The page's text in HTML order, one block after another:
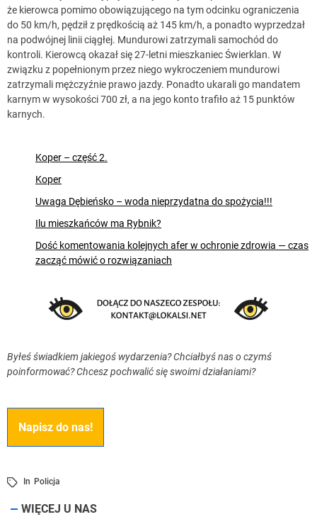
że kierowca pomimo obowiązującego na tym odcinku ograniczenia
do 50 km/h, pędził z prędkością aż 145 km/h, a ponadto wyprzedzał
na podwójnej linii ciągłej. Mundurowi zatrzymali samochód do
kontroli. Kierowcą okazał się 27-letni mieszkaniec Świerklan. W
związku z popełnionym przez niego wykroczeniem mundurowi
zatrzymali mężczyźnie prawo jazdy. Ponadto ukarali go mandatem
karnym w wysokości 700 zł, a na jego konto trafiło aż 15 punktów
karnych.
Koper – część 2.
Koper
Uwaga Dębieńsko – woda nieprzydatna do spożycia!!!
Ilu mieszkańców ma Rybnik?
Dość komentowania kolejnych afer w ochronie zdrowia — czas
zacząć mówić o rozwiązaniach
Byłeś świadkiem jakiegoś wydarzenia? Chciałbyś nas o czymś
poinformować? Chcesz pochwalić się swoimi działaniami?
Napisz do nas!
In Policja
WIĘCEJ U NAS